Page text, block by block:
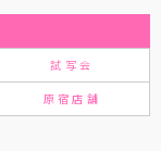
試写会
原宿店舗